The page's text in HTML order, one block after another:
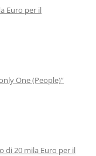
Euro per il
One (People)”
di 20 mila Euro per il